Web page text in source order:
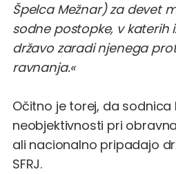
Špelca Mežnar) za devet
sodne postopke, v katerih
državo zaradi njenega
ravnanja.«
Očitno je torej, da
neobjektivnosti pri
ali nacionalno pripadajo
SFRJ.